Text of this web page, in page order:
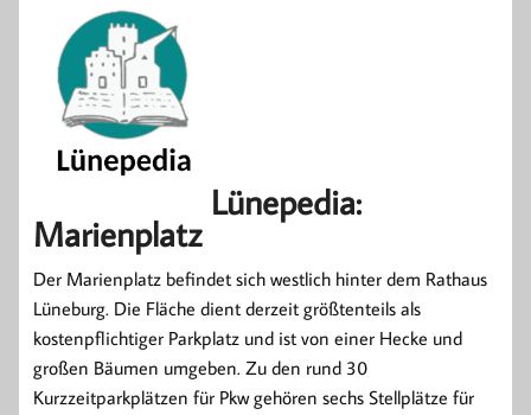
Lünepedia:
Marienplatz
Der Marienplatz befindet sich westlich hinter dem Rathaus
Lüneburg. Die Fläche dient derzeit größtenteils als
kostenpflichtiger Parkplatz und ist von einer Hecke und
großen Bäumen umgeben. Zu den rund 30
Kurzzeitparkplätzen für Pkw gehören sechs Stellplätze für